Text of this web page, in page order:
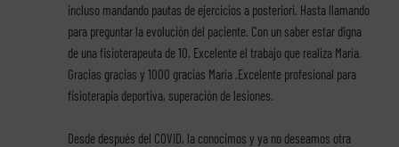
incluso mandando pautas de ejercicios a posteriori. Hasta llamando
para preguntar la evolución del paciente. Con un saber estar digna
de una fisioterapeuta de 10. Excelente el trabajo que realiza María.
Gracias gracias y 1000 gracias María .Excelente profesional para
fisioterapia deportiva, superación de lesiones.
Desde después del COVID, la conocimos y ya no deseamos otra